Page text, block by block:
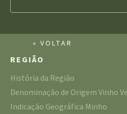
« VOLTAR
REGIÃO
História da Região
Denominação de Origem Vinho
Indicação Geográfica Minho